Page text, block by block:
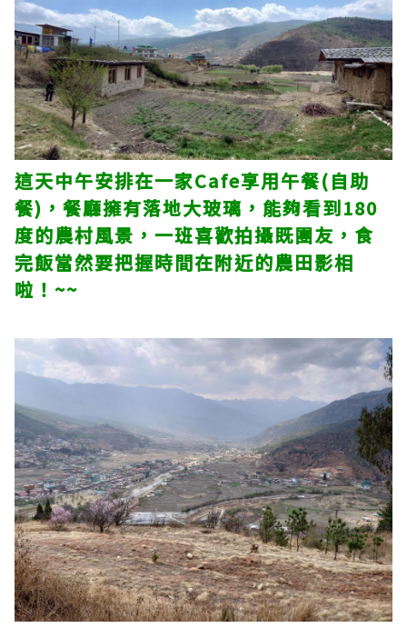
這天中午安排在一家Cafe享用午餐(自助
餐)，餐廳擁有落地大玻璃，能夠看到180
度的農村風景，一班喜歡拍攝既團友，食
完飯當然要把握時間在附近的農田影相
啦！~~